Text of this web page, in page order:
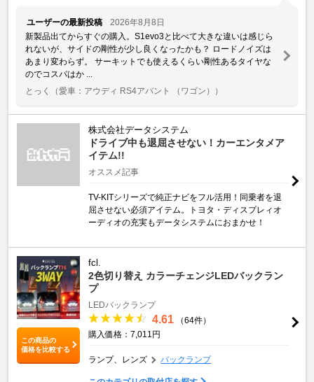
ユーザーの最新投稿
2026年8月8日
新製品出てからすぐの購入。S1evo3と比べて大きな違いは感じら
れないが、サイドの剛性が少し良くなったかも？ ロードノイズは
あまり変わらず。 サーキットでも使えるくらい剛性あるタイヤな
のでコスパはか ...
とっく
（愛車：アウディ RS4アバント （ワゴン））
株式会社データシステム
ドライブ中も退屈させない！カーエンタメア
イテム!!
オススメ記事
TV-KITシリーズで純正ナビをフル活用！同乗者を退
屈させない必須アイテム。トヨタ・ディスプレィオ
ーディオの充実もデータシステムにおまかせ！
この商品の
価格を比較する
fcl.
2色切り替え カラーチェンジLEDバックラン
プ
LEDバックランプ
4.61
（64件）
購入価格：7,011円
ランプ、レンズ バックランプ